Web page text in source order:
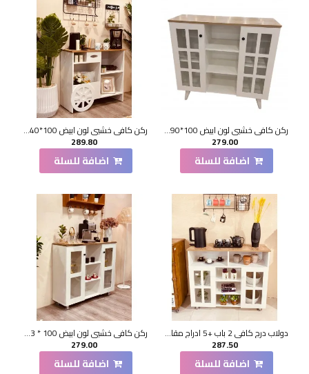
ركن كافي خشبي لون ابيض 100*90*33 سم
279.00
اضافة للسلة
ركن كافي خشبي لون ابيض 100*40*88 سم
289.80
اضافة للسلة
دولاب درج كافي 2 باب +5 ادراج مقاس100*33*85 سم
287.50
اضافة للسلة
ركن كافي خشبي لون ابيض 100 * 33 * 87 سم
279.00
اضافة للسلة